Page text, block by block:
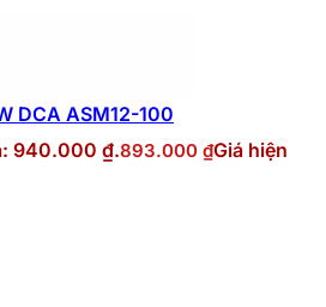
DCA ASM12-100
940.000 ₫.893.000 ₫Giá hiện